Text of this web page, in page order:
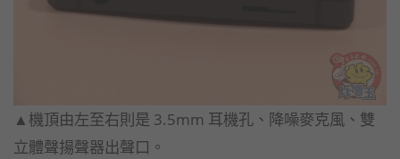
▲機頂由左至右則是 3.5mm 耳機孔、降噪麥克風、雙
立體聲揚聲器出聲口。